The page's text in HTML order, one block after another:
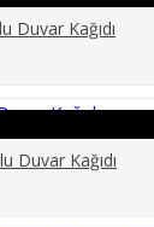
Duvar Kağıdı
Duvar Kağıdı